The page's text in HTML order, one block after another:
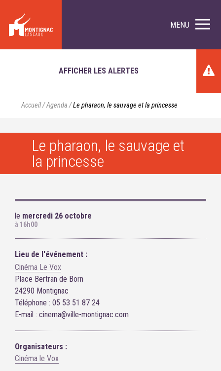
MENU
AFFICHER LES ALERTES
Accueil/Agenda /Le pharaon, le sauvage et la princesse
Le pharaon, le sauvage et
la princesse
le mercredi 26 octobre
à 16h00
Lieu de l'événement :
Cinéma Le Vox
Place Bertran de Born
24290 Montignac
Téléphone : 05 53 51 87 24
E-mail : cinema@ville-montignac.com
Organisateurs :
Cinéma le Vox